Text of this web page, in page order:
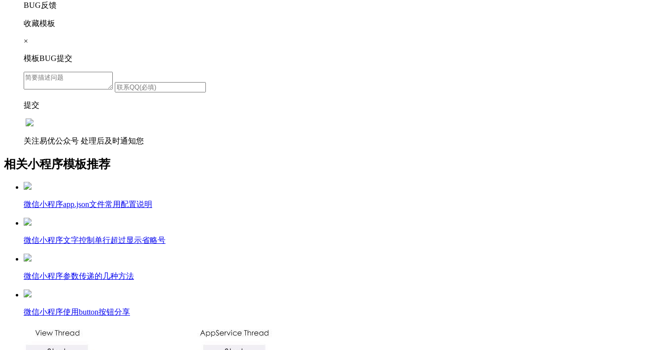
BUG反馈
收藏模板
×
模板BUG提交
提交
关注易优公众号 处理后及时通知您
相关小程序模板推荐
微信小程序app.json文件常用配置说明
微信小程序文字控制单行超过显示省略号
微信小程序参数传递的几种方法
微信小程序使用button按钮分享